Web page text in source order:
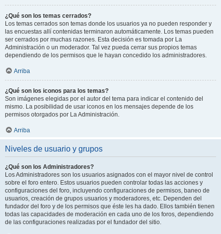
¿Qué son los temas cerrados?
Los temas cerrados son temas donde los usuarios ya no pueden responder y
las encuestas allí contenidas terminaron automáticamente. Los temas pueden
ser cerrados por muchas razones. Esta decisión es tomada por La
Administración o un moderador. Tal vez pueda cerrar sus propios temas
dependiendo de los permisos que le hayan concedido los administradores.
Arriba
¿Qué son los iconos para los temas?
Son imágenes elegidas por el autor del tema para indicar el contenido del
mismo. La posibilidad de usar iconos en los mensajes depende de los
permisos otorgados por La Administración.
Arriba
Niveles de usuario y grupos
¿Qué son los Administradores?
Los Administradores son los usuarios asignados con el mayor nivel de control
sobre el foro entero. Estos usuarios pueden controlar todas las acciones y
configuraciones del foro, incluyendo configuraciones de permisos, baneo de
usuarios, creación de grupos usuarios y moderadores, etc. Dependen del
fundador del foro y de los permisos que éste les ha dado. Ellos también tienen
todas las capacidades de moderación en cada uno de los foros, dependiendo
de las configuraciones realizadas por el fundador del sitio.